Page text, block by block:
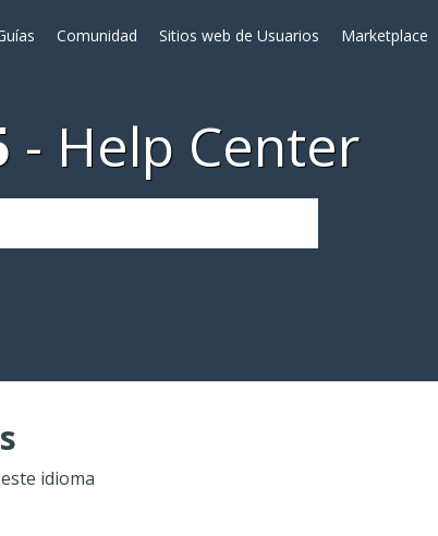
Comunidad Sitios web de Usuarios Marketplace
Help Center
idioma